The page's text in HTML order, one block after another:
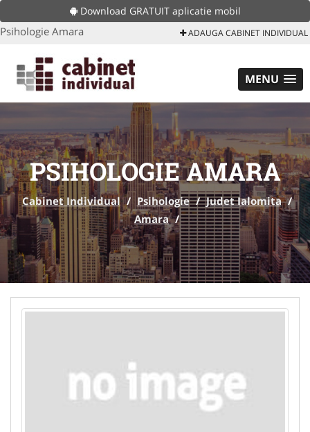
Download GRATUIT aplicatie mobil
Psihologie Amara ADAUGA CABINET INDIVIDUAL
MENU
PSIHOLOGIE AMARA
Cabinet Individual / Psihologie / Judet Ialomita /
Amara /